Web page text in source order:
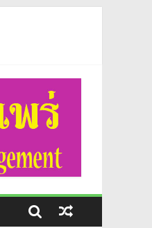
รเรียนรู้ประจำ
ะดับจังหวัด ณ
น เมษายน ถึง